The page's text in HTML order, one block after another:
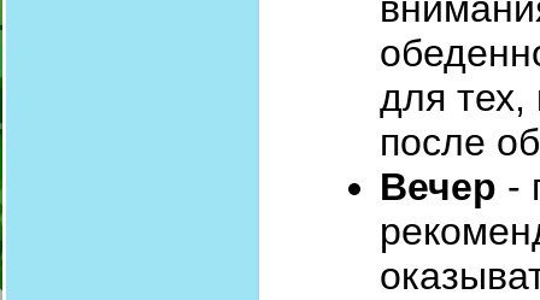
для тех,
после
Вечер -